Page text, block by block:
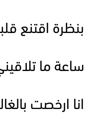
بنظرة اقتنع
ساعة ما
انا ارخصت